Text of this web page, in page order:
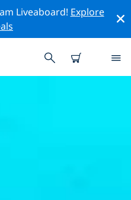
Liveaboard! Explore